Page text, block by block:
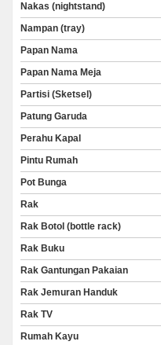
Nakas (nightstand)
Nampan (tray)
Papan Nama
Papan Nama Meja
Partisi (Sketsel)
Patung Garuda
Perahu Kapal
Pintu Rumah
Pot Bunga
Rak
Rak Botol (bottle rack)
Rak Buku
Rak Gantungan Pakaian
Rak Jemuran Handuk
Rak TV
Rumah Kayu